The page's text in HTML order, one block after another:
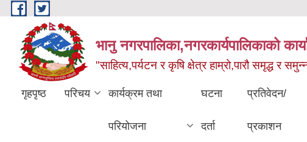
Skip to main content
भानु नगरपालिका,नगरकार्यपालिकाको
"साहित्य,पर्यटन र कृषि क्षेत्र हाम्रो,पारौ समृद्ध र
गृहपृष्ठ परिचय कार्यक्रम तथा
परियोजना
घटना
दर्ता
प्रतिवेदन/
प्रकाशन